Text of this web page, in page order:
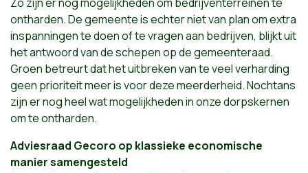
ontharden. De gemeente is echter niet van plan om extra
inspanningen te doen of te vragen aan bedrijven, blijkt uit
het antwoord van de schepen op de gemeenteraad.
Groen betreurt dat het uitbreken van te veel verharding
geen prioriteit meer is voor deze meerderheid. Nochtans
zijn er nog heel wat mogelijkheden in onze dorpskernen
om te ontharden.
Adviesraad Gecoro op klassieke economische
manier samengesteld